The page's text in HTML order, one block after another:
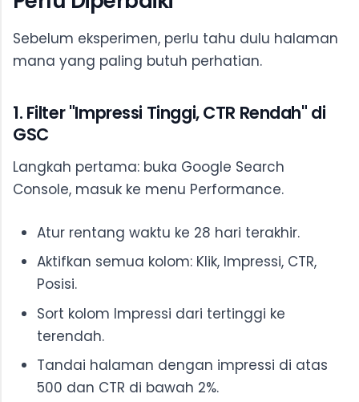
Sebelum eksperimen, perlu tahu dulu halaman
mana yang paling butuh perhatian.
1. Filter "Impressi Tinggi, CTR Rendah" di
GSC
Langkah pertama: buka Google Search
Console, masuk ke menu Performance.
Atur rentang waktu ke 28 hari terakhir.
Aktifkan semua kolom: Klik, Impressi, CTR,
Posisi.
Sort kolom Impressi dari tertinggi ke
terendah.
Tandai halaman dengan impressi di atas
500 dan CTR di bawah 2%.